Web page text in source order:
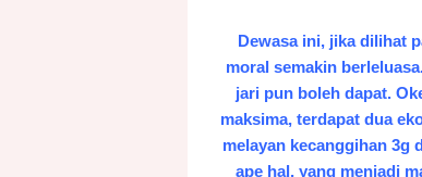
Dewasa ini, jika dilihat
moral semakin
jari pun boleh dapat.
maksima, terdapat dua
melayan kecanggihan 3g
ape hal, yang menjadi